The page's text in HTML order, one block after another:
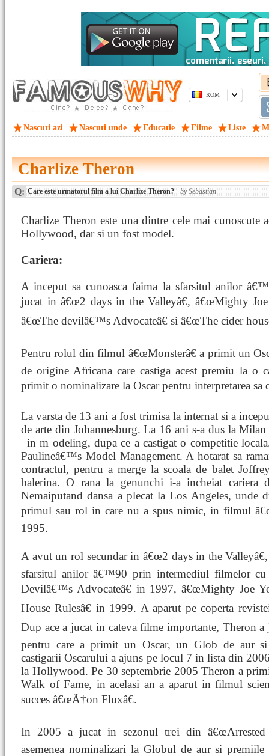
ROM
Nascuti azi Nascuti unde Educatie Filme Liste
Charlize Theron
Q: Care este urmatorul film a lui Charlize Theron? - by Sebastian
Charlize Theron este una dintre cele mai cunoscute
Hollywood, dar si un fost model.
Cariera:
A inceput sa cunoasca faima la sfarsitul anilor
jucat in â€œ2 days in the Valleyâ€, â€œMighty Joe
â€œThe devilâ€™s Advocateâ€ si â€œThe cider
Pentru rolul din filmul â€œMonsterâ€ a primit un
de origine Africana care castiga acest premiu la o
primit o nominalizare la Oscar pentru interpretarea
La varsta de 13 ani a fost trimisa la internat si a
de arte din Johannesburg. La 16 ani s-a dus la
in m odeling, dupa ce a castigat o competitie
Paulineâ€™s Model Management. A hotarat sa
contractul, pentru a merge la scoala de balet
balerina. O rana la genunchi i-a incheiat cariera
Nemaiputand dansa a plecat la Los Angeles,
primul sau rol in care nu a spus nimic, in filmul
1995.
A avut un rol secundar in â€œ2 days in the
sfarsitul anilor â€™90 prin intermediul filmelor cu
Devilâ€™s Advocateâ€ in 1997, â€œMighty Joe
House Rulesâ€ in 1999. A aparut pe coperta
Dup ace a jucat in cateva filme importante, Theron
pentru care a primit un Oscar, un Glob de aur
castigarii Oscarului a ajuns pe locul 7 in lista din
la Hollywood. Pe 30 septembrie 2005 Theron a
Walk of Fame, in acelasi an a aparut in filmul
succes â€œÃ†on Fluxâ€.
In 2005 a jucat in sezonul trei din â€œArrested
asemenea nominalizari la Globul de aur si